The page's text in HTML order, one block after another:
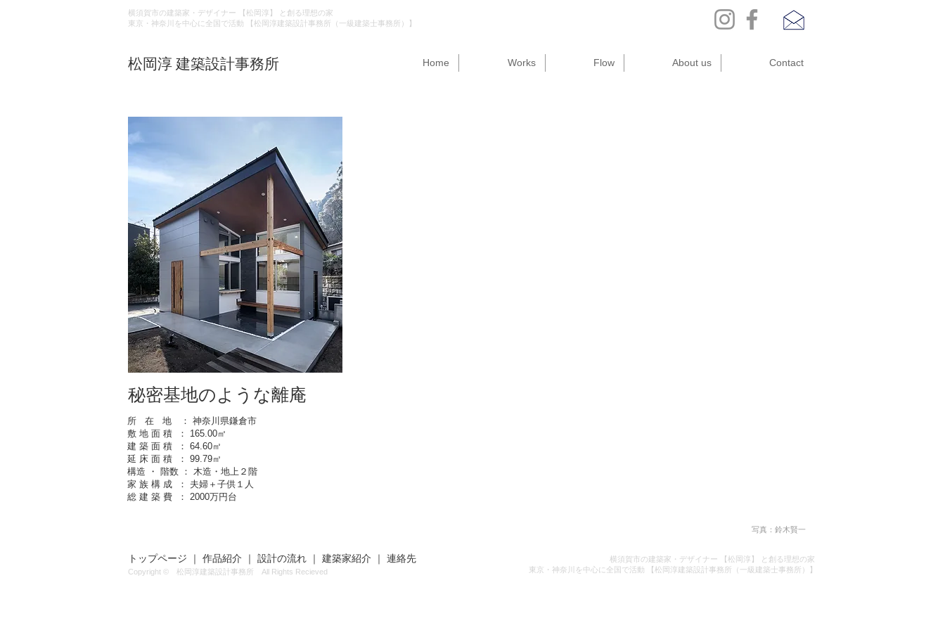
横須賀市の建築家・デザイナー 【松岡淳】 と創る理想の家
東京・神奈川を中心に全国で活動 【松岡淳建築設計事務所（一級建築士事務所）】
​松岡淳 建築設計事務所 Home Works Flow About us Contact
秘密基地のような離庵
所 在 地 ： 神奈川県鎌倉市
敷 地 面 積 ： 165.00㎡
建 築 面 積 ： 64.60㎡
延 床 面 積 ： 99.79㎡
構造 ・ 階数 ： 木造・地上２階
家 族 構 成 ： 夫婦＋子供１人
総 建 築 費 ： 2000万円台
写真：鈴木賢一
トップページ ｜ 作品紹介 ｜ 設計の流れ ｜ 建築家紹介 ｜ 連絡先
Copyright © 松岡淳建築設計事務所 All Rights Recieved
横須賀市の建築家・デザイナー 【松岡淳】 と創る理想の家
東京・神奈川を中心に全国で活動 【松岡淳建築設計事務所（一級建築士事務所）】